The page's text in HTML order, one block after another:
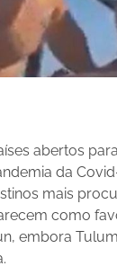
abertos
da
mais
como
embora